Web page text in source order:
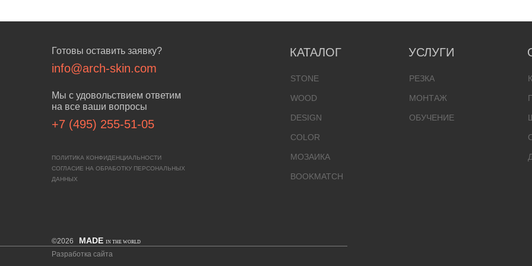
Готовы оставить заявку?
info@arch-skin.com
Мы с удовольствием ответим
на все ваши вопросы
+7 (495) 255-51-05
ПОЛИТИКА КОНФИДЕНЦИАЛЬНОСТИ
СОГЛАСИЕ НА ОБРАБОТКУ ПЕРСОНАЛЬНЫХ
ДАННЫХ
КАТАЛОГ
STONE
WOOD
DESIGN
COLOR
МОЗАИКА
BOOKMATCH
УСЛУГИ
РЕЗКА
МОНТАЖ
ОБУЧЕНИЕ
©2026 MADE IN THE WORLD
Разработка сайта